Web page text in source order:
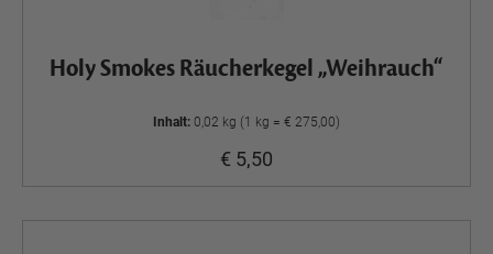
Holy Smokes Räucherkegel „Weihrauch“
Inhalt: 0,02 kg (1 kg = € 275,00)
€ 5,50